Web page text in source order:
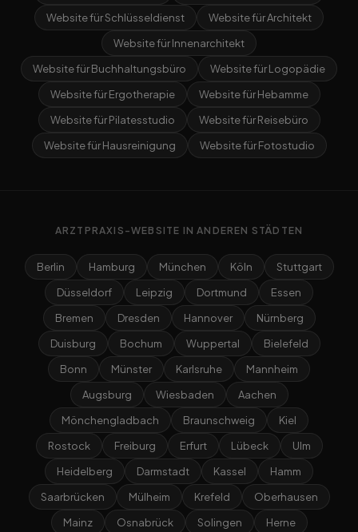
Website für Schlüsseldienst
Website für Architekt
Website für Innenarchitekt
Website für Buchhaltungsbüro
Website für Logopädie
Website für Ergotherapie
Website für Hebamme
Website für Pilatesstudio
Website für Reisebüro
Website für Hausreinigung
Website für Fotostudio
ARZTPRAXIS-WEBSITE IN ANDEREN STÄDTEN
Berlin Hamburg München Köln
Stuttgart
Düsseldorf
Leipzig Dortmund
Essen
Bremen
Dresden Hannover
Nürnberg
Duisburg
Bochum Wuppertal
Bielefeld
Bonn
Münster Karlsruhe
Mannheim
Augsburg
Wiesbaden
Aachen
Mönchengladbach
Braunschweig
Kiel
Rostock
Freiburg Erfurt Lübeck
Ulm
Heidelberg
Darmstadt Kassel
Hamm
Saarbrücken
Mülheim Krefeld
Oberhausen
Mainz
Osnabrück Solingen Herne